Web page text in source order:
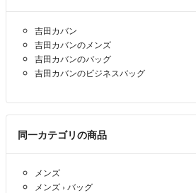
吉田カバン
吉田カバンのメンズ
吉田カバンのバッグ
吉田カバンのビジネスバッグ
同一カテゴリの商品
メンズ
メンズ › バッグ